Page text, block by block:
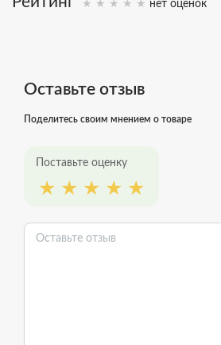
нет оценок
Оставьте отзыв
Поделитесь своим мнением о товаре
Поставьте оценку